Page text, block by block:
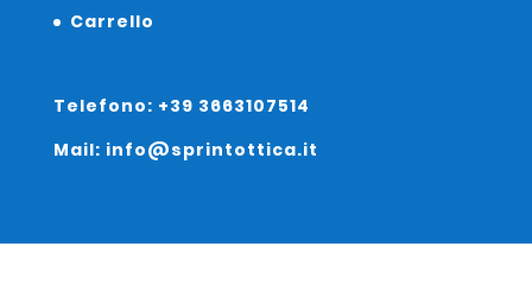
Carrello
Telefono: +39 3663107514
Mail: info@sprintottica.it